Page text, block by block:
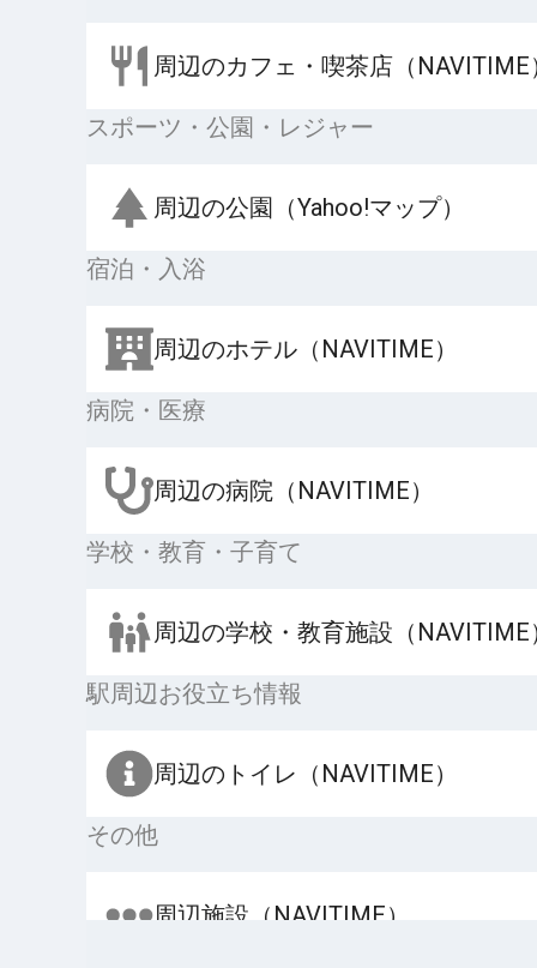
周辺のカフェ・喫茶店（NAVITIME
スポーツ・公園・レジャー
周辺の公園（Yahoo!マップ）
宿泊・入浴
周辺のホテル（NAVITIME）
病院・医療
周辺の病院（NAVITIME）
学校・教育・子育て
周辺の学校・教育施設（NAVITIME
駅周辺お役立ち情報
周辺のトイレ（NAVITIME）
その他
周辺施設（NAVITIME）